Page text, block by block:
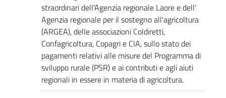
straordinari dell'Agenzia regionale Laore e dell'
Agenzia regionale per il sostegno all'agricoltura
(ARGEA), delle associazioni Coldiretti,
Confagricoltura, Copagri e CIA, sullo stato dei
pagamenti relativi alle misure del Programma di
sviluppo rurale (PSR) e ai contributi e agli aiuti
regionali in essere in materia di agricoltura.